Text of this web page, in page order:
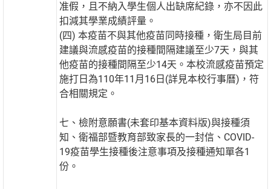
准假，且不納入學生個人出缺席紀錄，亦不因此
扣減其學業成績評量。
(四) 本疫苗不與其他疫苗同時接種，衛生局目前
建議與流感疫苗的接種間隔建議至少7天，與其
他疫苗的接種間隔至少14天。本校流感疫苗預定
施打日為110年11月16日(詳見本校行事曆)，符
合相關規定。
七、檢附意願書(未套印基本資料版)與接種須
知、衛福部暨教育部致家長的一封信、COVID-
19疫苗學生接種後注意事項及接種通知單各1
份。